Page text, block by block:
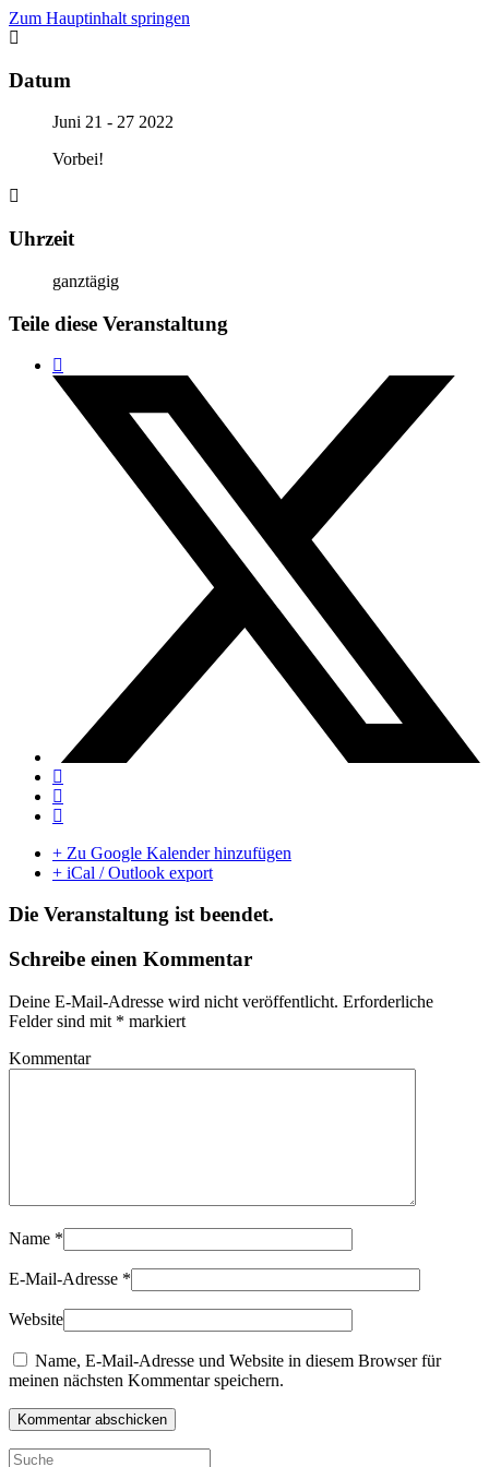
Zum Hauptinhalt springen
Datum
Juni 21 - 27 2022
Vorbei!
Uhrzeit
ganztägig
Teile diese Veranstaltung
+ Zu Google Kalender hinzufügen
+ iCal / Outlook export
Die Veranstaltung ist beendet.
Schreibe einen Kommentar
Deine E-Mail-Adresse wird nicht veröffentlicht. Erforderliche
Felder sind mit * markiert
Kommentar
Name *
E-Mail-Adresse *
Website
Name, E-Mail-Adresse und Website in diesem Browser für
meinen nächsten Kommentar speichern.
Kommentar abschicken